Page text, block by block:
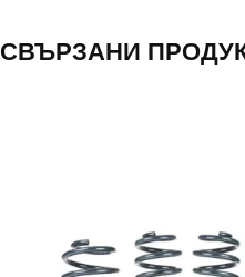
СВЪРЗАНИ